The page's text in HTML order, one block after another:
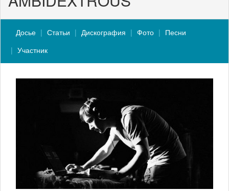
Досье Статьи Дискография Фото
Песни
Участник